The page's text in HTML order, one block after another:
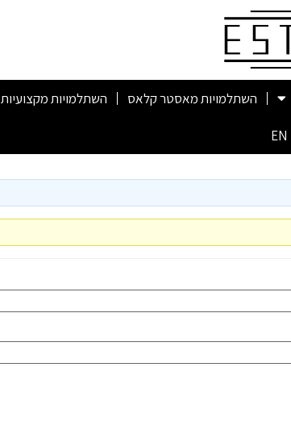
השתלמויות מאסטר קלאס השתלמויות מקצועיות
EN